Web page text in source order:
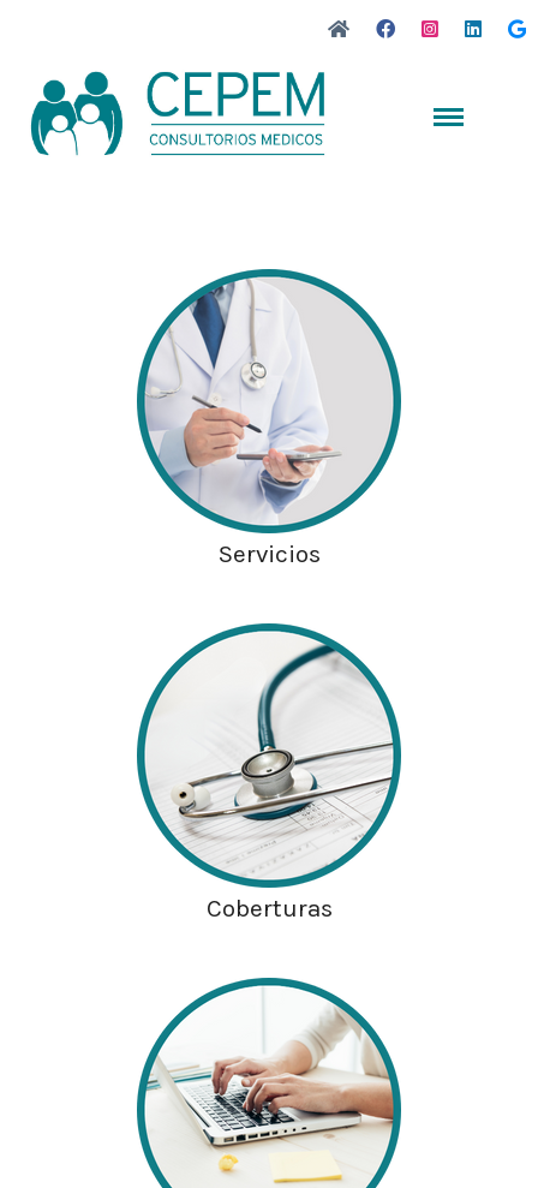
Servicios
Coberturas